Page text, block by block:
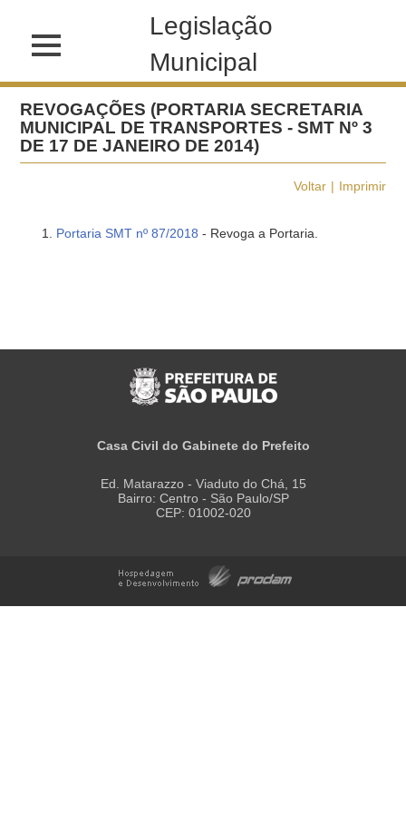
Legislação
Municipal
REVOGAÇÕES (PORTARIA SECRETARIA
MUNICIPAL DE TRANSPORTES - SMT Nº 3
DE 17 DE JANEIRO DE 2014)
Voltar Imprimir
Portaria SMT nº 87/2018 - Revoga a Portaria.
Casa Civil do Gabinete do Prefeito
Ed. Matarazzo - Viaduto do Chá, 15
Bairro: Centro - São Paulo/SP
CEP: 01002-020